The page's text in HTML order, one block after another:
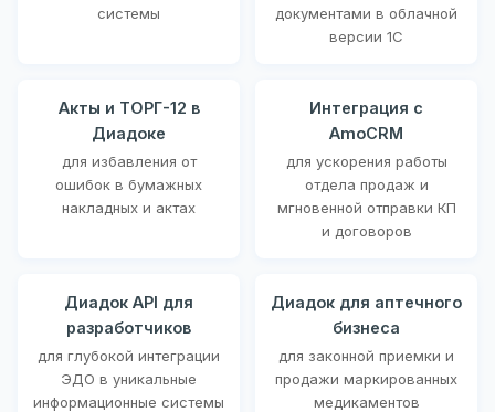
системы
документами в облачной
версии 1С
Акты и ТОРГ-12 в
Диадоке
для избавления от
ошибок в бумажных
накладных и актах
Интеграция с
AmoCRM
для ускорения работы
отдела продаж и
мгновенной отправки КП
и договоров
Диадок API для
разработчиков
для глубокой интеграции
ЭДО в уникальные
информационные системы
Диадок для аптечного
бизнеса
для законной приемки и
продажи маркированных
медикаментов